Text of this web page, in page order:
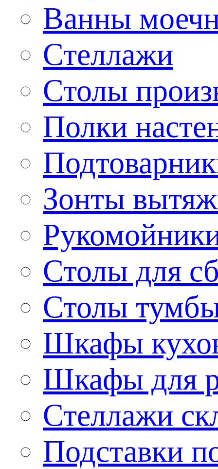
Ванны
Стеллажи
Столы
Полки
Зонты
Столы для
Столы
Шкафы
Шкафы для
Стеллажи
Подставки